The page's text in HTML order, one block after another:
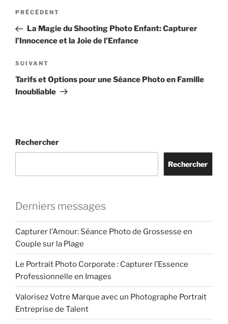
Navigation
l’article
Article
précédent
PRÉCÉDENT
La Magie du Shooting Photo Enfant: Capturer
l’Innocence et la Joie de l’Enfance
Article
suivant
SUIVANT
Tarifs et Options pour une Séance Photo en Famille
Inoubliable
Rechercher
Rechercher
Derniers messages
Capturer l’Amour: Séance Photo de Grossesse en
Couple sur la Plage
Le Portrait Photo Corporate : Capturer l’Essence
Professionnelle en Images
Valorisez Votre Marque avec un Photographe Portrait
Entreprise de Talent